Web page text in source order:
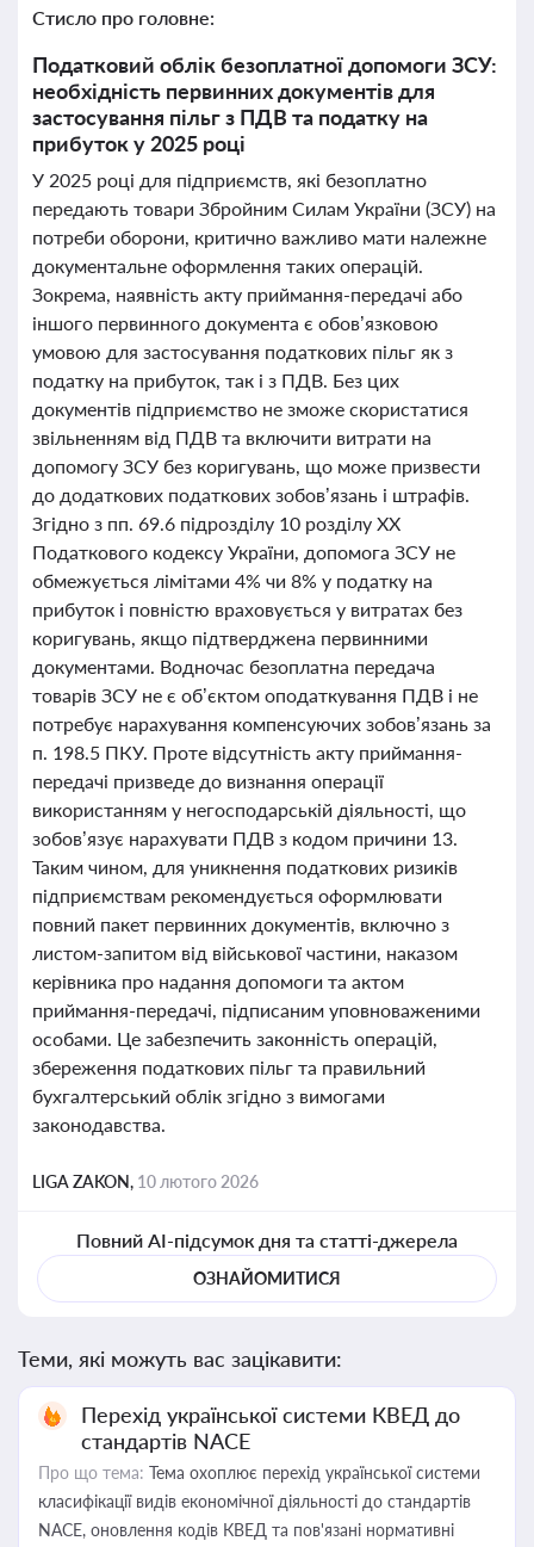
Стисло про головне:
Податковий облік безоплатної допомоги ЗСУ:
необхідність первинних документів для
застосування пільг з ПДВ та податку на
прибуток у 2025 році
У 2025 році для підприємств, які безоплатно
передають товари Збройним Силам України (ЗСУ) на
потреби оборони, критично важливо мати належне
документальне оформлення таких операцій.
Зокрема, наявність акту приймання-передачі або
іншого первинного документа є обов’язковою
умовою для застосування податкових пільг як з
податку на прибуток, так і з ПДВ. Без цих
документів підприємство не зможе скористатися
звільненням від ПДВ та включити витрати на
допомогу ЗСУ без коригувань, що може призвести
до додаткових податкових зобов’язань і штрафів.
Згідно з пп. 69.6 підрозділу 10 розділу XX
Податкового кодексу України, допомога ЗСУ не
обмежується лімітами 4% чи 8% у податку на
прибуток і повністю враховується у витратах без
коригувань, якщо підтверджена первинними
документами. Водночас безоплатна передача
товарів ЗСУ не є об’єктом оподаткування ПДВ і не
потребує нарахування компенсуючих зобов’язань за
п. 198.5 ПКУ. Проте відсутність акту приймання-
передачі призведе до визнання операції
використанням у негосподарській діяльності, що
зобов’язує нарахувати ПДВ з кодом причини 13.
Таким чином, для уникнення податкових ризиків
підприємствам рекомендується оформлювати
повний пакет первинних документів, включно з
листом-запитом від військової частини, наказом
керівника про надання допомоги та актом
приймання-передачі, підписаним уповноваженими
особами. Це забезпечить законність операцій,
збереження податкових пільг та правильний
бухгалтерський облік згідно з вимогами
законодавства.
LIGA ZAKON, 10 лютого 2026
Повний AI-підсумок дня та статті-джерела
ОЗНАЙОМИТИСЯ
Теми, які можуть вас зацікавити:
Перехід української системи КВЕД до
стандартів NACE
Про що тема: Тема охоплює перехід української системи
класифікації видів економічної діяльності до стандартів
NACE, оновлення кодів КВЕД та пов'язані нормативні